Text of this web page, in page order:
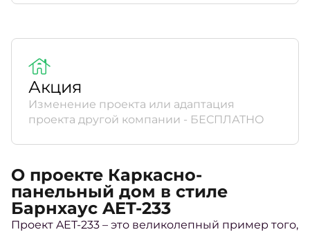
Акция
Изменение проекта или адаптация
проекта другой компании - БЕСПЛАТНО
О проекте Каркасно-
панельный дом в стиле
Барнхаус AET-233
Проект AET-233 – это великолепный пример того,